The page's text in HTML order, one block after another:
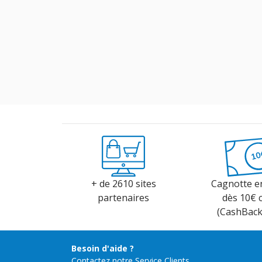
+ de 2610 sites
partenaires
Cagnotte
dès 10€
Besoin d'aide ?